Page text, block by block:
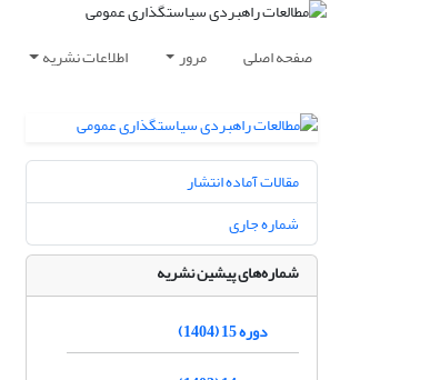
صفحه اصلی مرور اطلاعات نشریه
مقالات آماده انتشار
شماره جاری
شماره‌های پیشین نشریه
دوره 15 (1404)